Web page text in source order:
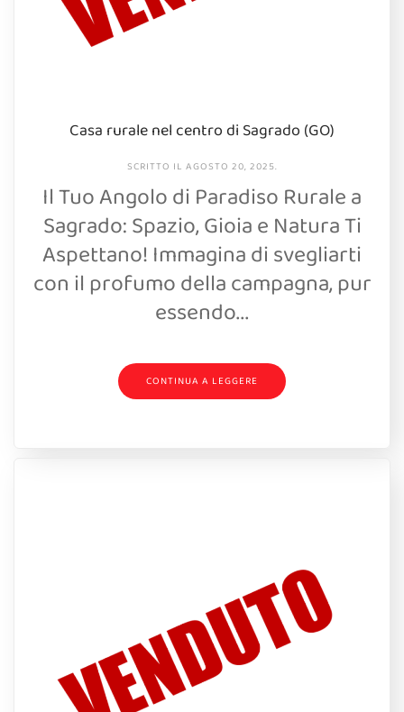
Casa rurale nel centro di Sagrado (GO)
SCRITTO IL AGOSTO 20, 2025.
Il Tuo Angolo di Paradiso Rurale a
Sagrado: Spazio, Gioia e Natura Ti
Aspettano! Immagina di svegliarti
con il profumo della campagna, pur
essendo...
CONTINUA A LEGGERE